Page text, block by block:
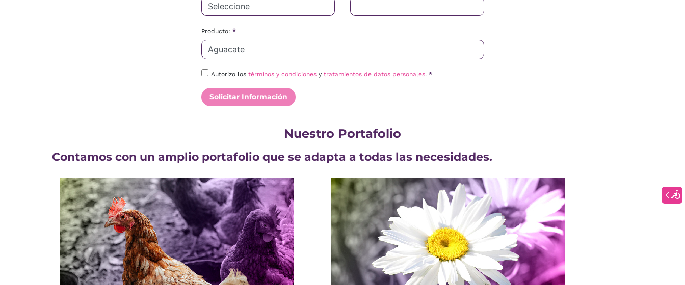
Producto: *
Autorizo los términos y condicionesy tratamientos de datos personales. *
Solicitar Información
Nuestro Portafolio
Contamos con un amplio portafolio que se adapta a todas las necesidades.